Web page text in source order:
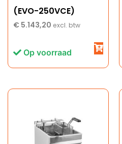
(EVO-250VCE)
€ 5.143,20 excl. btw
Op voorraad